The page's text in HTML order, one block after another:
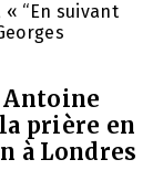
“En suivant
prière en
à Londres